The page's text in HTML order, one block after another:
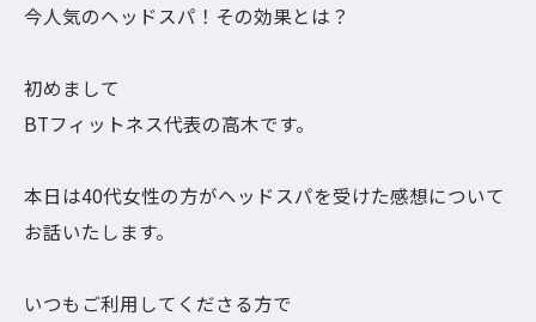
今人気のヘッドスパ！その効果とは？
初めまして
BTフィットネス代表の高木です。
本日は40代女性の方がヘッドスパを受けた感想について
お話いたします。
いつもご利用してくださる方で